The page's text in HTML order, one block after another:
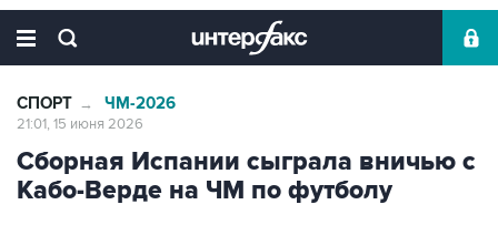
СПОРТ → ЧМ-2026
21:01, 15 июня 2026
Сборная Испании сыграла вничью с
Кабо-Верде на ЧМ по футболу